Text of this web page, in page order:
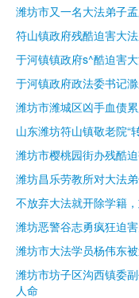
潍坊市又一名大法弟子
符山镇政府残酷迫害大
于河镇镇政府s^酷迫害
于河镇政府政法委书记
潍坊市潍城区凶手血债
山东潍坊符山镇敬老院“
潍坊市樱桃园街办残酷
潍坊昌乐劳教所对大法
不放弃大法就开除学籍
潍坊恶警谷志勇疯狂迫
潍坊市大法学员杨伟东
潍坊市坊子区沟西镇委
人命